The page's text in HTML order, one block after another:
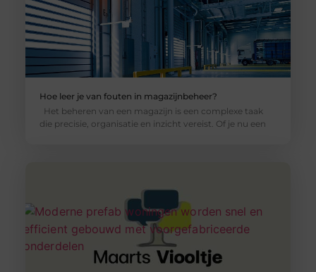
Hoe leer je van fouten in magazijnbeheer?
Het beheren van een magazijn is een complexe taak
die precisie, organisatie en inzicht vereist. Of je nu een